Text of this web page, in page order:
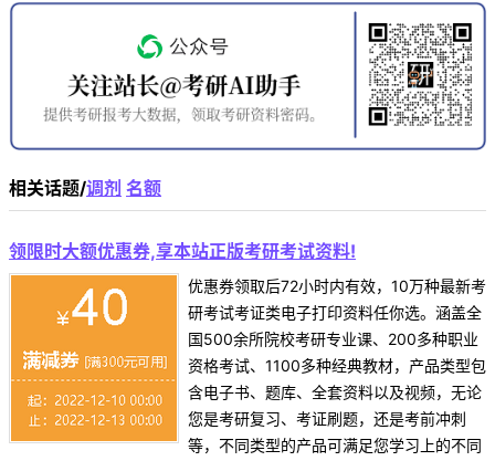
相关话题/调剂 名额
领限时大额优惠券,享本站正版考研考试资料!
优惠券领取后72小时内有效，10万种最新考
研考试考证类电子打印资料任你选。涵盖全
国500余所院校考研专业课、200多种职业
资格考试、1100多种经典教材，产品类型包
含电子书、题库、全套资料以及视频，无论
您是考研复习、考证刷题，还是考前冲刺
等，不同类型的产品可满足您学习上的不同